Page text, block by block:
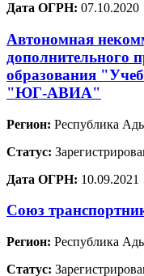
Дата ОГРН: 07.10.2020
Автономная
дополнительного
образования
"ЮГ-АВИА"
Регион: Республика
Статус:
Дата ОГРН: 10.09.2021
Союз
Регион: Республика
Статус: